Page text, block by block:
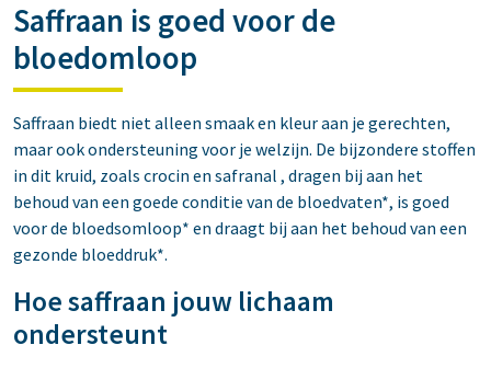
Saffraan is goed voor de
bloedomloop
Saffraan biedt niet alleen smaak en kleur aan je gerechten,
maar ook ondersteuning voor je welzijn. De bijzondere stoffen
in dit kruid, zoals crocin en safranal , dragen bij aan het
behoud van een goede conditie van de bloedvaten*, is goed
voor de bloedsomloop* en draagt bij aan het behoud van een
gezonde bloeddruk*.
Hoe saffraan jouw lichaam
ondersteunt